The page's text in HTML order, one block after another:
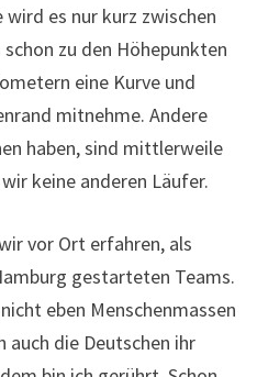
gestarteten Teams.
eben Menschenmassen
die Deutschen ihr
Teelichter uns den Weg.
haben, feiern uns wie
ist noch vor
Toll. Da ich zufälligerweise
dran war und wir alle
komme ich auf mehr
So viele wie noch nie.